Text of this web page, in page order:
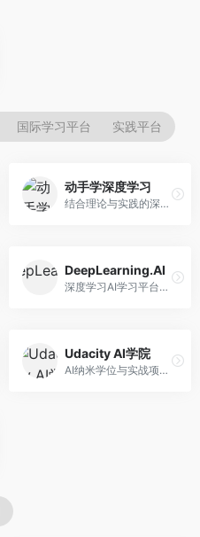
国际学习平台 实践平台
动手学深度学习
结合理论与实践的深度学习教材，专注于代码驱动学习。面向学生和开发者，提供深度学习理论、代码实现、练习题等资源，学习体验好。
DeepLearning.AI
深度学习AI学习平台，由吴恩达创立。面向AI学习者，提供深度学习专项课程、AI新闻、技术社区等资源，课程质量权威。
Udacity AI学院
AI纳米学位与实战项目平台，专注于职业导向学习。面向AI从业者，提供机器学习、深度学习、计算机视觉等纳米学位，项目实战性强。